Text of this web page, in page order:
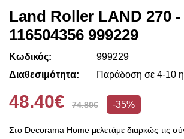
Land Roller LAND 270 -
116504356 999229
Κωδικός:
999229
Διαθεσιμότητα:
Παράδοση σε 4-10
48.40€ 74.80€ -35%
Στο Decorama Home μελετάμε διαρκώς τις